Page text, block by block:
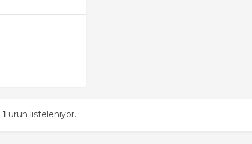
1 ürün listeleniyor.